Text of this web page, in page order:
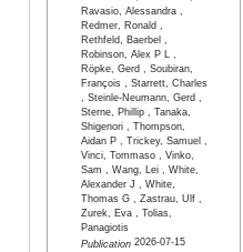
Ravasio, Alessandra ,
Redmer, Ronald ,
Rethfeld, Baerbel ,
Robinson, Alex P L ,
Röpke, Gerd , Soubiran,
François , Starrett, Charles
, Steinle-Neumann, Gerd ,
Sterne, Phillip , Tanaka,
Shigenori , Thompson,
Aidan P , Trickey, Samuel ,
Vinci, Tommaso , Vinko,
Sam , Wang, Lei , White,
Alexander J , White,
Thomas G , Zastrau, Ulf ,
Zurek, Eva , Tolias,
Panagiotis
Publication2026-07-15